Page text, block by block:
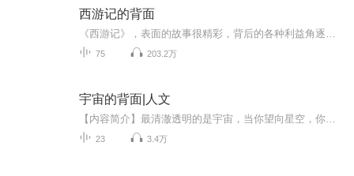
西游记的背面
75 203.2万
宇宙的背面|人文
23 3.4万